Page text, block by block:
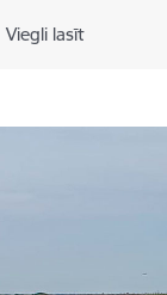
Viegli lasīt